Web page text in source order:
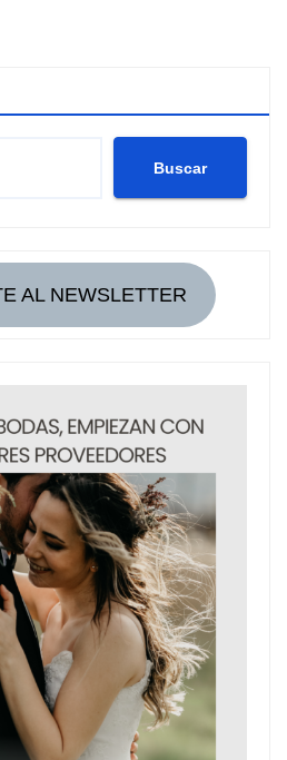
Buscar
AL NEWSLETTER